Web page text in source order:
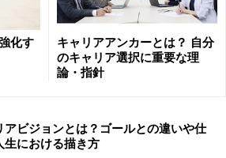
まうものです。手っ取り早い目標と
を800点以上にする！”という目標設
は本末転倒です。卓越した仕事が
人材とはフレームワーク（枠組み）
身）がないのも同然です。
ものです。最新の内容をご確認くださ
化す
キャリアアンカーとは？ 自分
のキャリア選択に重要な理
論・指針
アビジョンとは？ゴールとの違いや仕
生における描き方